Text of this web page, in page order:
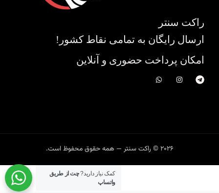
راکت سنتر
ارسال رایگان به تمامی نقاط کشور!
امکان پرداخت حضوری و آنلاین
2026 © راکت سنتر — همه حقوق محفوظ است.
کمک نیاز دارید?چت از طریق
واتساپ